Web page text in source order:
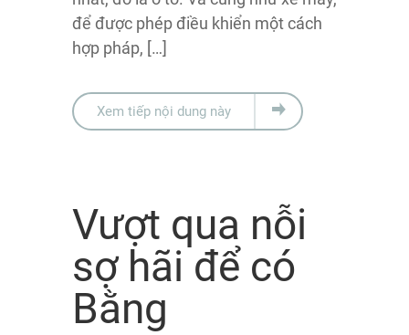
để được phép điều khiển một cách
hợp pháp, […]
Xem tiếp nội dung này
Vượt qua nỗi
sợ hãi để có
Bằng